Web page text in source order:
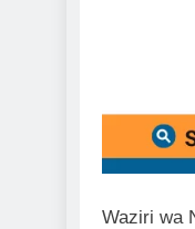
Waziri wa